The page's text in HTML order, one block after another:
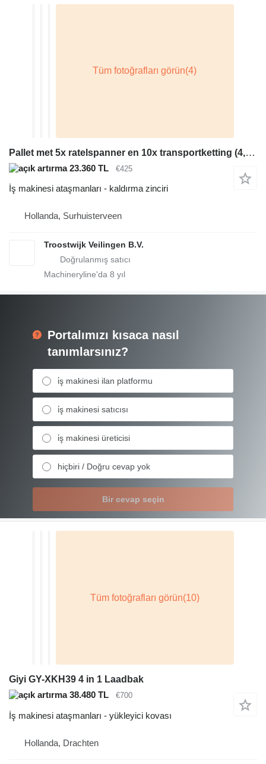
Pallet met 5x ratelspanner en 10x transportketting (4,17 ton)
23.360 TL €425
İş makinesi ataşmanları - kaldırma zinciri
Hollanda, Surhuisterveen
Troostwijk Veilingen B.V.
Machineryline'da 8 yıl
Portalımızı kısaca nasıl
tanımlarsınız?
i̇ş makinesi ilan platformu
i̇ş makinesi satıcısı
i̇ş makinesi üreticisi
hiçbiri / Doğru cevap yok
Bir cevap seçin
Giyi GY-XKH39 4 in 1 Laadbak
38.480 TL
€700
İş makinesi ataşmanları - yükleyici kovası
Hollanda, Drachten